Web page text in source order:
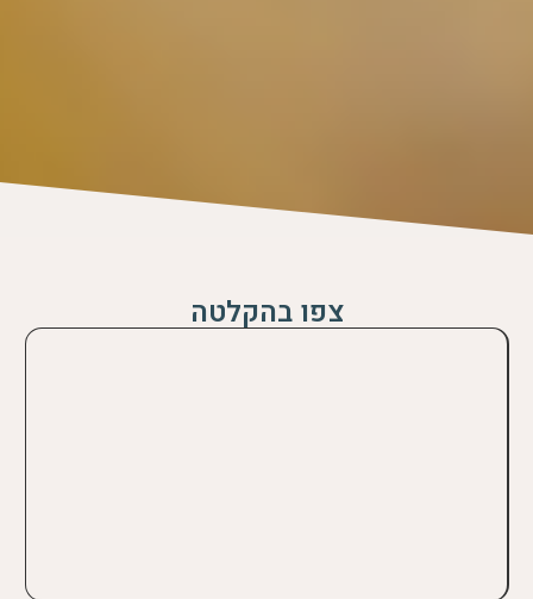
צפו בהקלטה